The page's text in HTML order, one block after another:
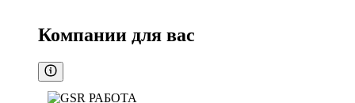
Компании для вас